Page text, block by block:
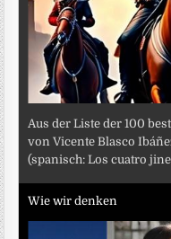
Aus der Liste der 100
von Vicente Blasco
(spanisch: Los cuatro
Wie wir denken